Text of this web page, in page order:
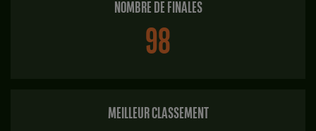
NOMBRE DE FINALES
98
MEILLEUR CLASSEMENT